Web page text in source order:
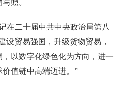
照。
在二十届中共中央政治局第八
设贸易强国，升级货物贸易，
以数字化绿色化为方向，进一
值链中高端迈进。”